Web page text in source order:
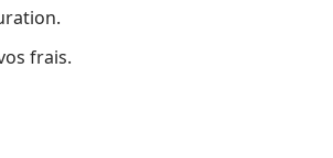
frais.